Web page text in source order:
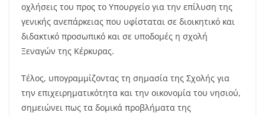
οχλήσεις του προς το Υπουργείο για την επίλυση της
γενικής ανεπάρκειας που υφίσταται σε διοικητικό και
διδακτικό προσωπικό και σε υποδομές η σχολή
Ξεναγών της Κέρκυρας.
Τέλος, υπογραμμίζοντας τη σημασία της Σχολής για
την επιχειρηματικότητα και την οικονομία του νησιού,
σημειώνει πως τα δομικά προβλήματα της